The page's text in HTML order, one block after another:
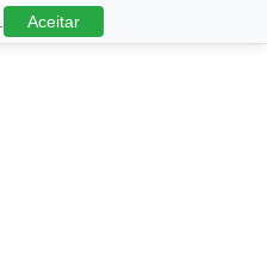
Aceitar